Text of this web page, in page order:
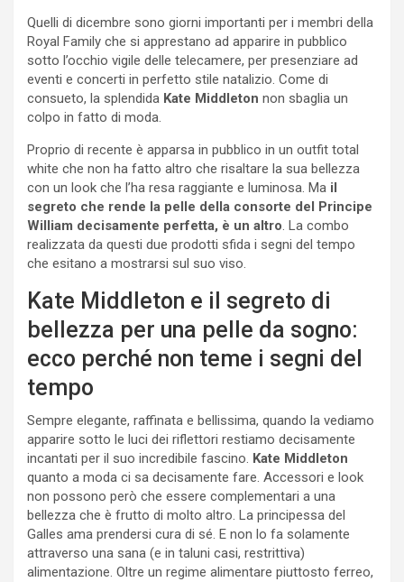
Quelli di dicembre sono giorni importanti per i membri della
Royal Family che si apprestano ad apparire in pubblico
sotto l’occhio vigile delle telecamere, per presenziare ad
eventi e concerti in perfetto stile natalizio. Come di
consueto, la splendida Kate Middleton non sbaglia un
colpo in fatto di moda.
Proprio di recente è apparsa in pubblico in un outfit total
white che non ha fatto altro che risaltare la sua bellezza
con un look che l’ha resa raggiante e luminosa. Ma il
segreto che rende la pelle della consorte del Principe
William decisamente perfetta, è un altro. La combo
realizzata da questi due prodotti sfida i segni del tempo
che esitano a mostrarsi sul suo viso.
Kate Middleton e il segreto di
bellezza per una pelle da sogno:
ecco perché non teme i segni del
tempo
Sempre elegante, raffinata e bellissima, quando la vediamo
apparire sotto le luci dei riflettori restiamo decisamente
incantati per il suo incredibile fascino. Kate Middleton
quanto a moda ci sa decisamente fare. Accessori e look
non possono però che essere complementari a una
bellezza che è frutto di molto altro. La principessa del
Galles ama prendersi cura di sé. E non lo fa solamente
attraverso una sana (e in taluni casi, restrittiva)
alimentazione. Oltre un regime alimentare piuttosto ferreo,